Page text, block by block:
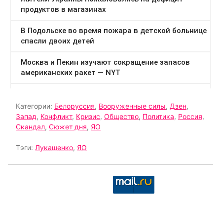
Категории: Белоруссия, Вооруженные силы, Дзен,
Запад, Конфликт, Кризис, Общество, Политика, Россия,
Скандал, Сюжет дня, ЯО
Тэги: Лукашенко, ЯО